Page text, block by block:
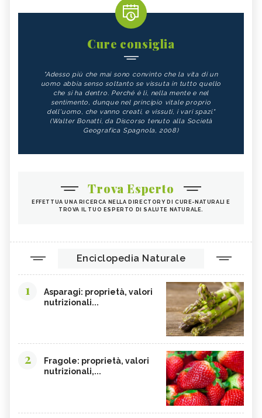
Cure consiglia
"Adesso più che mai sono convinto che la vita di un
uomo abbia senso soltanto se vissuta in tutto quello
che si ha dentro. Perché è lì, nella mente e nel
sentimento, dunque nel principio vitale proprio
dell'uomo, che vanno creati, e vissuti, i vari spazi."
(Walter Bonatti, da Discorso tenuto alla Società
Geografica Spagnola, 2008)
Trova Esperto
EFFETTUA UNA RICERCA NELLA DIRECTORY DI CURE-NATURALI E
TROVA IL TUO ESPERTO DI SALUTE NATURALE.
Enciclopedia Naturale
1
Asparagi: proprietà, valori
nutrizionali...
2
Fragole: proprietà, valori
nutrizionali,...